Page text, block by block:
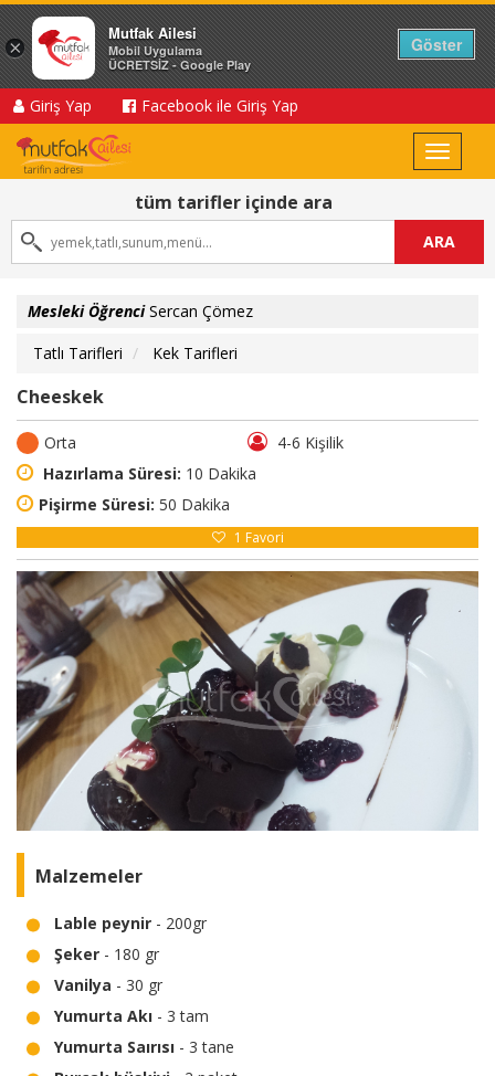
Giriş Yap Facebook ile Giriş Yap
Toggle
tüm tarifler içinde ara
ARA
Mesleki ÖğrenciSercan Çömez
Tatlı Tarifleri
Kek Tarifleri
Cheeskek
Orta
4-6 Kişilik
Hazırlama Süresi: 10 Dakika
Pişirme Süresi: 50 Dakika
1 Favori
Malzemeler
Lable peynir - 200gr
Şeker - 180 gr
Vanilya - 30 gr
Yumurta Akı - 3 tam
Yumurta Saırısı - 3 tane
×
Mutfak Ailesi
Mobil Uygulama
ÜCRETSİZ - Google Play
Göster